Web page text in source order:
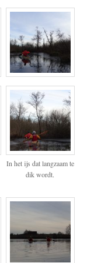
In het ijs dat langzaam te
dik wordt.